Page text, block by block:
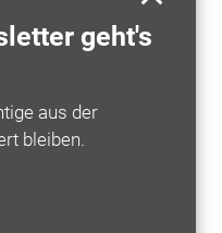
geht's
aus der
bleiben.
kann sich
für eine